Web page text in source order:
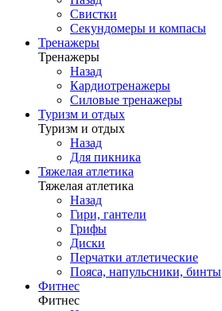
Свистки
Секундомеры и компасы
Тренажеры
Тренажеры
Назад
Кардиотренажеры
Силовые тренажеры
Туризм и отдых
Туризм и отдых
Назад
Для пикника
Тяжелая атлетика
Тяжелая атлетика
Назад
Гири, гантели
Грифы
Диски
Перчатки атлетические
Пояса, напульсники, бинты
Фитнес
Фитнес